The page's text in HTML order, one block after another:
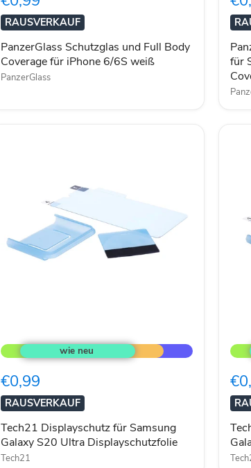
Coverage
für
iPhone
6/6S
weiß
RAUSVERKAUF
PanzerGlass Schutzglas und Full Body
Coverage für iPhone 6/6S weiß
PanzerGlass
S8+
inkl.
für
Displayschutz
für
Galaxy
S20
Ultra
Displayschutzfolie
€0,99
RAUSVERKAUF
Tech21 Displayschutz für Samsung
Galaxy S20 Ultra Displayschutzfolie
Tech21
für
S20